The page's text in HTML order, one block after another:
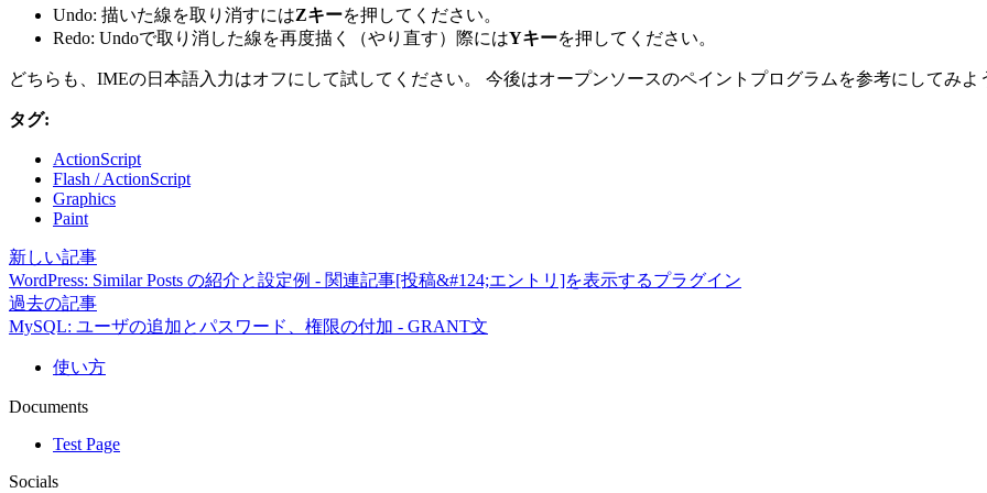
Undo: 描いた線を取り消すにはZキーを押してください。
Redo: Undoで取り消した線を再度描く（やり直す）際にはYキーを押してください。
どちらも、IMEの日本語入力はオフにして試してください。 今後はオープンソースのペイントプログラムを参考にしてみよ
タグ:
ActionScript
Flash / ActionScript
Graphics
Paint
新しい記事
WordPress: Similar Posts の紹介と設定例 - 関連記事[投稿&#124;エントリ]を表示するプラグイン
過去の記事
MySQL: ユーザの追加とパスワード、権限の付加 - GRANT文
使い方
Documents
Test Page
Socials